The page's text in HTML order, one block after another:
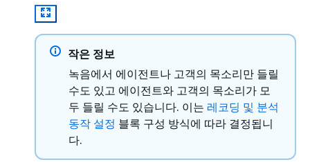
작은 정보
녹음에서 에이전트나 고객의 목소리만 들릴
수도 있고 에이전트와 고객의 목소리가 모
두 들릴 수도 있습니다. 이는 레코딩 및 분석
동작 설정 블록 구성 방식에 따라 결정됩니
다.